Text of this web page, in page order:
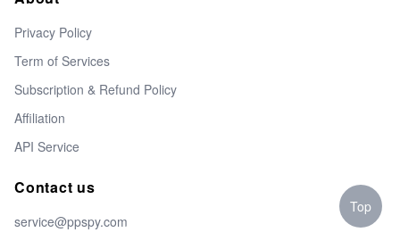
Privacy Policy
Term of Services
Subscription & Refund Policy
Affiliation
API Service
Contact us
service@ppspy.com
Top